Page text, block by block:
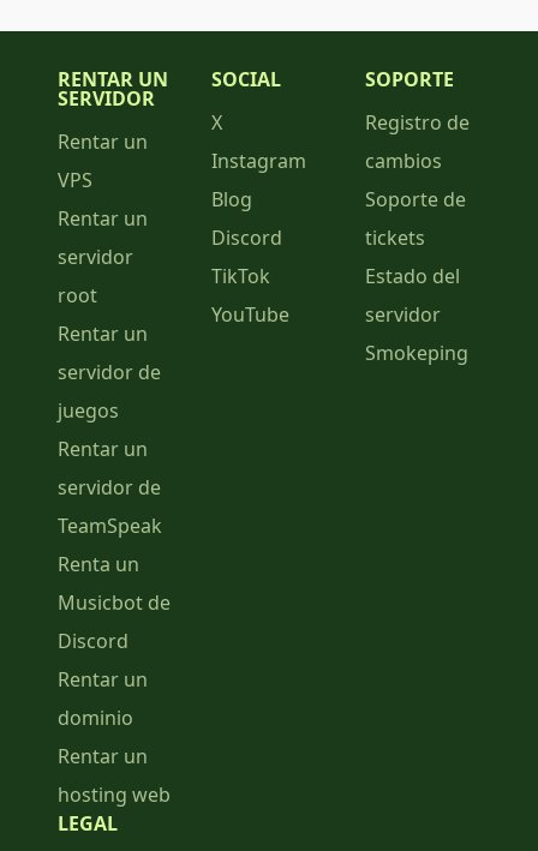
RENTAR UN
SERVIDOR
Rentar un
VPS
Rentar un
servidor
root
Rentar un
servidor de
juegos
Rentar un
servidor de
TeamSpeak
Renta un
Musicbot de
Discord
Rentar un
dominio
Rentar un
hosting web
SOCIAL
X
Instagram
Blog
Discord
TikTok
YouTube
SOPORTE
Registro de
cambios
Soporte de
tickets
Estado del
servidor
Smokeping
LEGAL